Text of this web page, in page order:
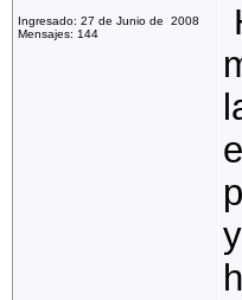
Ingresado: 27 de Junio de 2008
Mensajes: 144